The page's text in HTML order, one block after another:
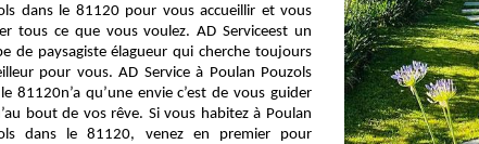
dans le 81120 pour vous accueillir et vous
tous ce que vous voulez. AD Serviceest un
de paysagiste élagueur qui cherche toujours
pour vous. AD Service à Poulan Pouzols
81120n’a qu’une envie c’est de vous guider
bout de vos rêve. Si vous habitez à Poulan
dans le 81120, venez en premier pour